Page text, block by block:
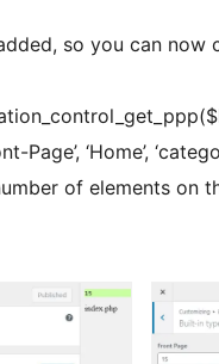
so you can
‘Home’,
of elements on